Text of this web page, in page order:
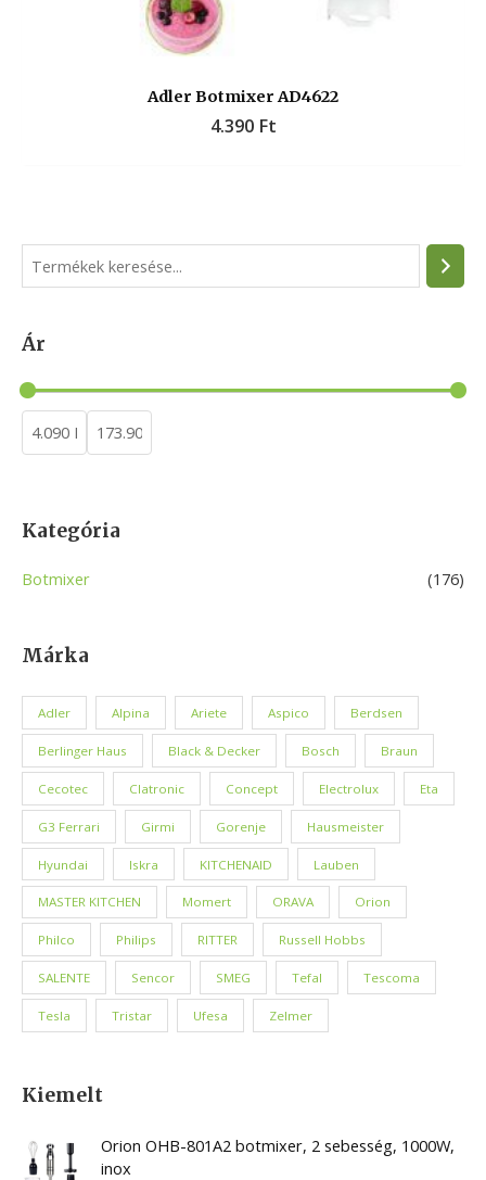
e
r
c
h
Ár
Kategória
Botmixer (176)
Márka
Adler Alpina Ariete Aspico Berdsen
Berlinger Haus Black & Decker Bosch Braun
Cecotec Clatronic Concept Electrolux Eta
G3 Ferrari Girmi Gorenje Hausmeister
Hyundai Iskra KITCHENAID Lauben
MASTER KITCHEN Momert ORAVA Orion
Philco Philips RITTER Russell Hobbs
SALENTE Sencor SMEG Tefal Tescoma
Tesla Tristar Ufesa Zelmer
Kiemelt
Orion OHB-801A2 botmixer, 2 sebesség, 1000W,
inox
Adler Botmixer AD4622
4.390 Ft